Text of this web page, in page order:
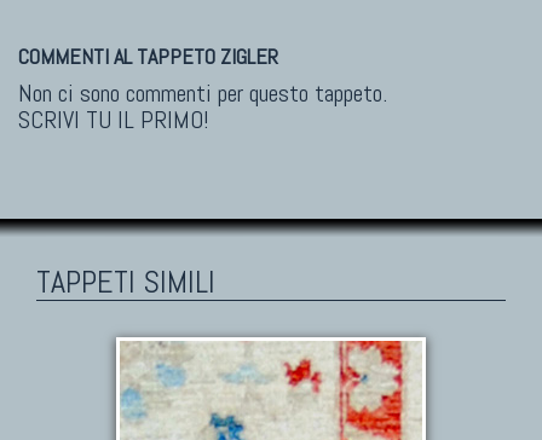
COMMENTI AL TAPPETO ZIGLER
Non ci sono commenti per questo tappeto.
SCRIVI TU IL PRIMO!
TAPPETI SIMILI